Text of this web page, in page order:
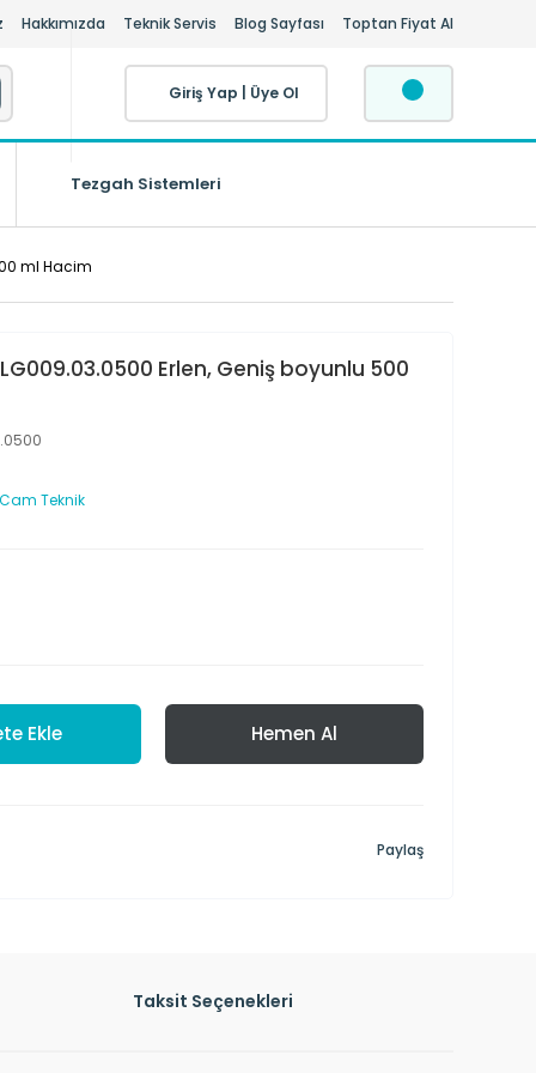
Hakkımızda Teknik Servis Blog Sayfası Toptan Fiyat Al
Giriş Yap Üye Ol
Tezgah Sistemleri
ml Hacim
Erlen, Geniş boyunlu 500
Teknik
Ekle Hemen Al
Paylaş
Taksit Seçenekleri